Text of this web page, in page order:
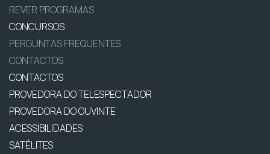
REVER PROGRAMAS
CONCURSOS
PERGUNTAS FREQUENTES
CONTACTOS
CONTACTOS
PROVEDORA DO TELESPECTADOR
PROVEDORA DO OUVINTE
ACESSIBILIDADES
SATÉLITES